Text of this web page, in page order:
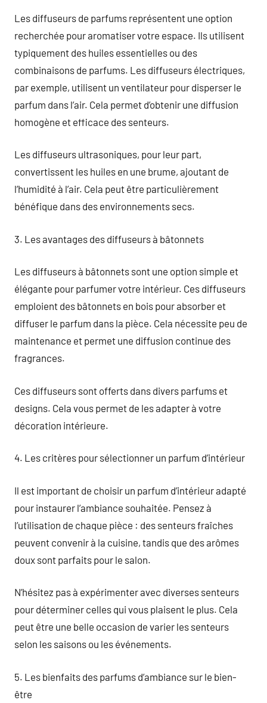
Les diffuseurs de parfums représentent une option
recherchée pour aromatiser votre espace. Ils utilisent
typiquement des huiles essentielles ou des
combinaisons de parfums. Les diffuseurs électriques,
par exemple, utilisent un ventilateur pour disperser le
parfum dans l’air. Cela permet d’obtenir une diffusion
homogène et efficace des senteurs.
Les diffuseurs ultrasoniques, pour leur part,
convertissent les huiles en une brume, ajoutant de
l’humidité à l’air. Cela peut être particulièrement
bénéfique dans des environnements secs.
3. Les avantages des diffuseurs à bâtonnets
Les diffuseurs à bâtonnets sont une option simple et
élégante pour parfumer votre intérieur. Ces diffuseurs
emploient des bâtonnets en bois pour absorber et
diffuser le parfum dans la pièce. Cela nécessite peu de
maintenance et permet une diffusion continue des
fragrances.
Ces diffuseurs sont offerts dans divers parfums et
designs. Cela vous permet de les adapter à votre
décoration intérieure.
4. Les critères pour sélectionner un parfum d’intérieur
Il est important de choisir un parfum d’intérieur adapté
pour instaurer l’ambiance souhaitée. Pensez à
l’utilisation de chaque pièce : des senteurs fraîches
peuvent convenir à la cuisine, tandis que des arômes
doux sont parfaits pour le salon.
N’hésitez pas à expérimenter avec diverses senteurs
pour déterminer celles qui vous plaisent le plus. Cela
peut être une belle occasion de varier les senteurs
selon les saisons ou les événements.
5. Les bienfaits des parfums d’ambiance sur le bien-
être